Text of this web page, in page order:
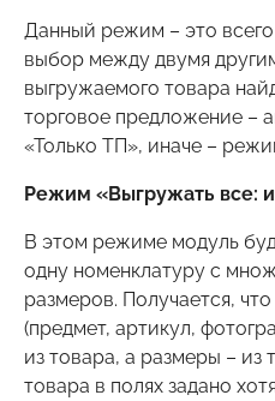
Данный режим – это
выбор между двумя
выгружаемого товара
торговое предложение –
«Только ТП», иначе –
Режим «Выгружать все:
В этом режиме модуль
одну номенклатуру с
размеров. Получается,
(предмет, артикул,
из товара, а размеры – из
товара в полях задано